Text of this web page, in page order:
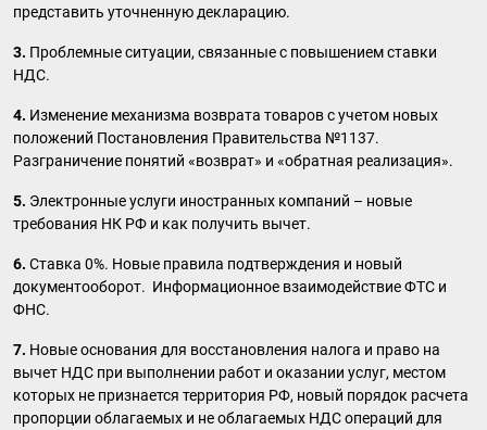
представить уточненную декларацию.
3. Проблемные ситуации, связанные с повышением ставки
НДС.
4. Изменение механизма возврата товаров с учетом новых
положений Постановления Правительства №1137.
Разграничение понятий «возврат» и «обратная реализация».
5. Электронные услуги иностранных компаний – новые
требования НК РФ и как получить вычет.
6. Ставка 0%. Новые правила подтверждения и новый
документооборот. Информационное взаимодействие ФТС и
ФНС.
7. Новые основания для восстановления налога и право на
вычет НДС при выполнении работ и оказании услуг, местом
которых не признается территория РФ, новый порядок расчета
пропорции облагаемых и не облагаемых НДС операций для